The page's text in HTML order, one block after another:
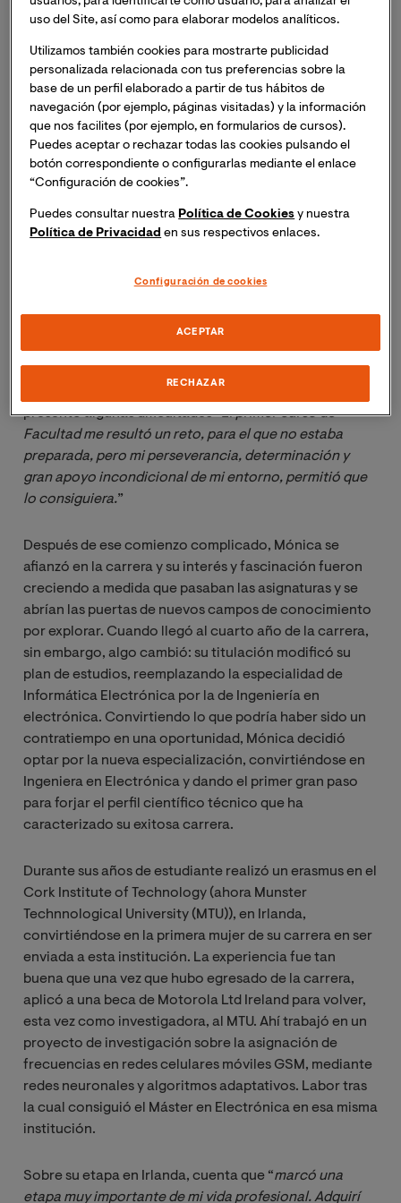
En esta ocasión, conoceremos un poco más sobre
Mónica Pérez-Carbonell, Ingeniera en Electrónica por
la Universitat de València, Master of Engineering in
Electronic Engineering por la MTU Munster Technology
University de Irlanda y docente de la Universidad
Internacional de Valencia, donde imparte la asignatura
de robótica en la
Maestría Oficial en Industria 4.0.
El camino de Mónica hacia el campo de las STEM no fue
un trayecto recto y libre de desvíos. Aunque su padre es
elegir que carrera seguir no lo tuvo claro “
itinerario de ciencias mixtas, porque no podría
prescindir de la asignatura de Literatura, no decidí qué
presentó algunas dificultades “El primer curso de
Facultad me resultó un reto, para el que no estaba
preparada, pero mi perseverancia, determinación y
gran apoyo incondicional de mi entorno, permitió que
lo consiguiera.”
Después de ese comienzo complicado, Mónica se
afianzó en la carrera y su interés y fascinación fueron
creciendo a medida que pasaban las asignaturas y se
abrían las puertas de nuevos campos de conocimiento
por explorar. Cuando llegó al cuarto año de la carrera,
sin embargo, algo cambió: su titulación modificó su
plan de estudios, reemplazando la especialidad de
Informática Electrónica por la de Ingeniería en
electrónica. Convirtiendo lo que podría haber sido un
contratiempo en una oportunidad, Mónica decidió
optar por la nueva especialización, convirtiéndose en
Ingeniera en Electrónica y dando el primer gran paso
para forjar el perfil científico técnico que ha
caracterizado su exitosa carrera.
Durante sus años de estudiante realizó un erasmus en el
Cork Institute of Technology (ahora Munster
Technnological University (MTU)), en Irlanda,
convirtiéndose en la primera mujer de su carrera en ser
enviada a esta institución. La experiencia fue tan
buena que una vez que hubo egresado de la carrera,
aplicó a una beca de Motorola Ltd Ireland para volver,
esta vez como investigadora, al MTU. Ahí trabajó en un
proyecto de investigación sobre la asignación de
frecuencias en redes celulares móviles GSM, mediante
redes neuronales y algoritmos adaptativos. Labor tras
la cual consiguió el Máster en Electrónica en esa misma
institución.
Sobre su etapa en Irlanda, cuenta que “marcó una
etapa muy importante de mi vida profesional. Adquirí
uso del Site, así como para elaborar modelos analíticos.
Utilizamos también cookies para mostrarte publicidad
personalizada relacionada con tus preferencias sobre la
base de un perfil elaborado a partir de tus hábitos de
navegación (por ejemplo, páginas visitadas) y la información
que nos facilites (por ejemplo, en formularios de cursos).
Puedes aceptar o rechazar todas las cookies pulsando el
botón correspondiente o configurarlas mediante el enlace
“Configuración de cookies”.
Puedes consultar nuestra Política de Cookies y nuestra
Política de Privacidad en sus respectivos enlaces.
Configuración de cookies
RECHAZAR
ACEPTAR